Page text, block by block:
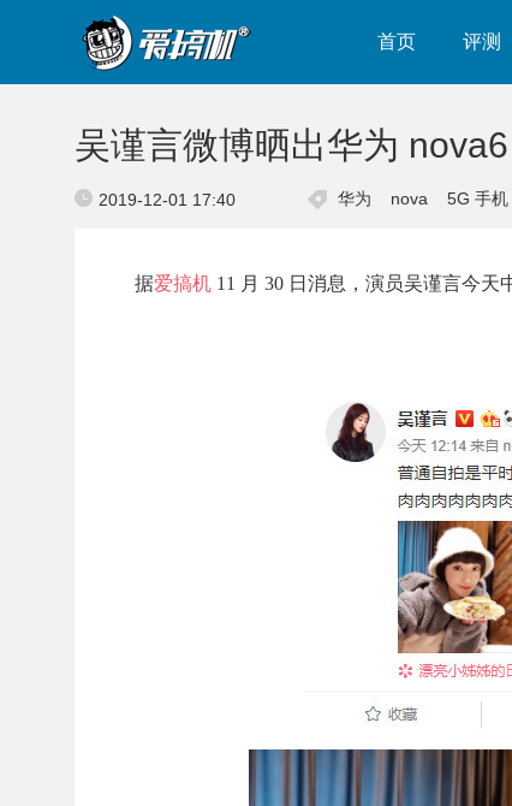
首页 评测
吴谨言微博晒出华为
2019-12-01 17:40 华为 nova 5G 手机
据爱搞机 11 月 30 日消息，演员吴谨言今天